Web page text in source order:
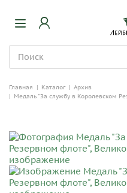
Главная | Каталог | Архив
| Медаль "За службу в Королевском